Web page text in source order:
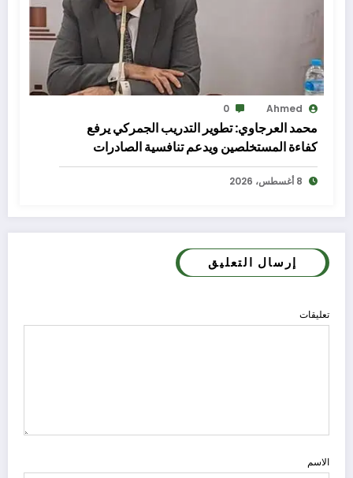
Ahmed
0
محمد العرجاوي: تطوير التدريب الجمركي يرفع
كفاءة المستخلصين ويدعم تنافسية الصادرات
8 أغسطس، 2026
إرسال التعليق
تعليقات
الاسم